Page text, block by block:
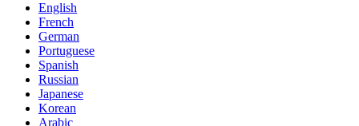
English
French
German
Portuguese
Spanish
Russian
Japanese
Korean
Arabic